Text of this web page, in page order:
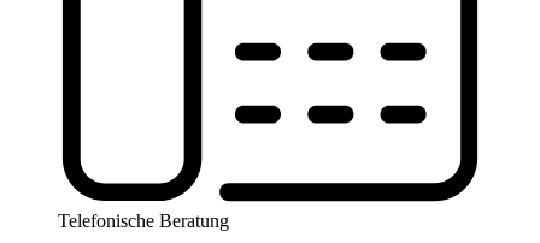
Telefonische Beratung